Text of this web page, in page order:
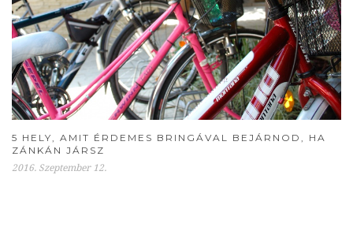
5 HELY, AMIT ÉRDEMES BRINGÁVAL BEJÁRNOD, HA
ZÁNKÁN JÁRSZ
2016. Szeptember 12.